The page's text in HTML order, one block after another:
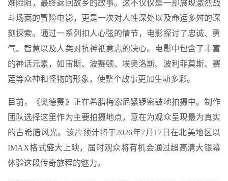
难险阻，最终返回故乡的故事。这不仅仅是一部展现激烈战
斗场面的冒险电影，更是一次对人性深处以及命运多舛的深
刻探索。通过一系列扣人心弦的情节，电影探讨了忠诚、勇
气、智慧以及人类对抗神祇意志的决心。电影中包含了丰富
的神话元素，如宙斯、波赛顿、埃奥洛斯、波利菲莫斯、赛
莲等众神和怪物的形象，使整个故事更加生动多彩。
目前，《奥德赛》正在希腊梅索尼紧锣密鼓地拍摄中。制作
团队选择这里作为主要拍摄地点，意在为观众呈现最为真实
的古希腊风光。该片预计将于2026年7月17日在北美地区以
IMAX格式盛大上映，届时观众将有机会通过超高清大银幕
体验这段传奇旅程的魅力。